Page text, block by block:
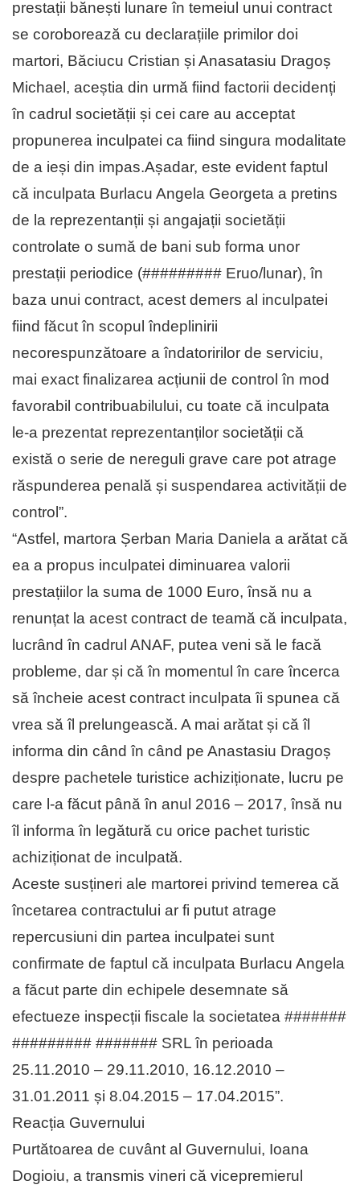
prestații bănești lunare în temeiul unui contract
se coroborează cu declarațiile primilor doi
martori, Băciucu Cristian și Anasatasiu Dragoș
Michael, aceștia din urmă fiind factorii decidenți
în cadrul societății și cei care au acceptat
propunerea inculpatei ca fiind singura modalitate
de a ieși din impas.Așadar, este evident faptul
că inculpata Burlacu Angela Georgeta a pretins
de la reprezentanții și angajații societății
controlate o sumă de bani sub forma unor
prestații periodice (######### Eruo/lunar), în
baza unui contract, acest demers al inculpatei
fiind făcut în scopul îndeplinirii
necorespunzătoare a îndatoririlor de serviciu,
mai exact finalizarea acțiunii de control în mod
favorabil contribuabilului, cu toate că inculpata
le-a prezentat reprezentanților societății că
există o serie de nereguli grave care pot atrage
răspunderea penală și suspendarea activității de
control”.
“Astfel, martora Șerban Maria Daniela a arătat că
ea a propus inculpatei diminuarea valorii
prestațiilor la suma de 1000 Euro, însă nu a
renunțat la acest contract de teamă că inculpata,
lucrând în cadrul ANAF, putea veni să le facă
probleme, dar și că în momentul în care încerca
să încheie acest contract inculpata îi spunea că
vrea să îl prelungească. A mai arătat și că îl
informa din când în când pe Anastasiu Dragoș
despre pachetele turistice achiziționate, lucru pe
care l-a făcut până în anul 2016 – 2017, însă nu
îl informa în legătură cu orice pachet turistic
achiziționat de inculpată.
Aceste susțineri ale martorei privind temerea că
încetarea contractului ar fi putut atrage
repercusiuni din partea inculpatei sunt
confirmate de faptul că inculpata Burlacu Angela
a făcut parte din echipele desemnate să
efectueze inspecții fiscale la societatea #######
######### ####### SRL în perioada
25.11.2010 – 29.11.2010, 16.12.2010 –
31.01.2011 și 8.04.2015 – 17.04.2015”.
Reacția Guvernului
Purtătoarea de cuvânt al Guvernului, Ioana
Dogioiu, a transmis vineri că vicepremierul